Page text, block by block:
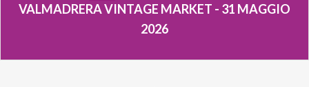
VALMADRERA VINTAGE MARKET - 31 MAGGIO
2026